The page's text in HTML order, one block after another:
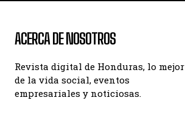
ACERCA DE NOSOTROS
Revista digital de Honduras, lo mejor
de la vida social, eventos
empresariales y noticiosas.